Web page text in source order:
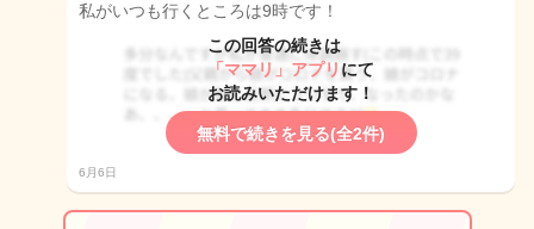
私がいつも行くところは9時です！
この回答の続きは
「ママリ」アプリ にて
お読みいただけます！
無料で続きを見る(全2件)
6月6日